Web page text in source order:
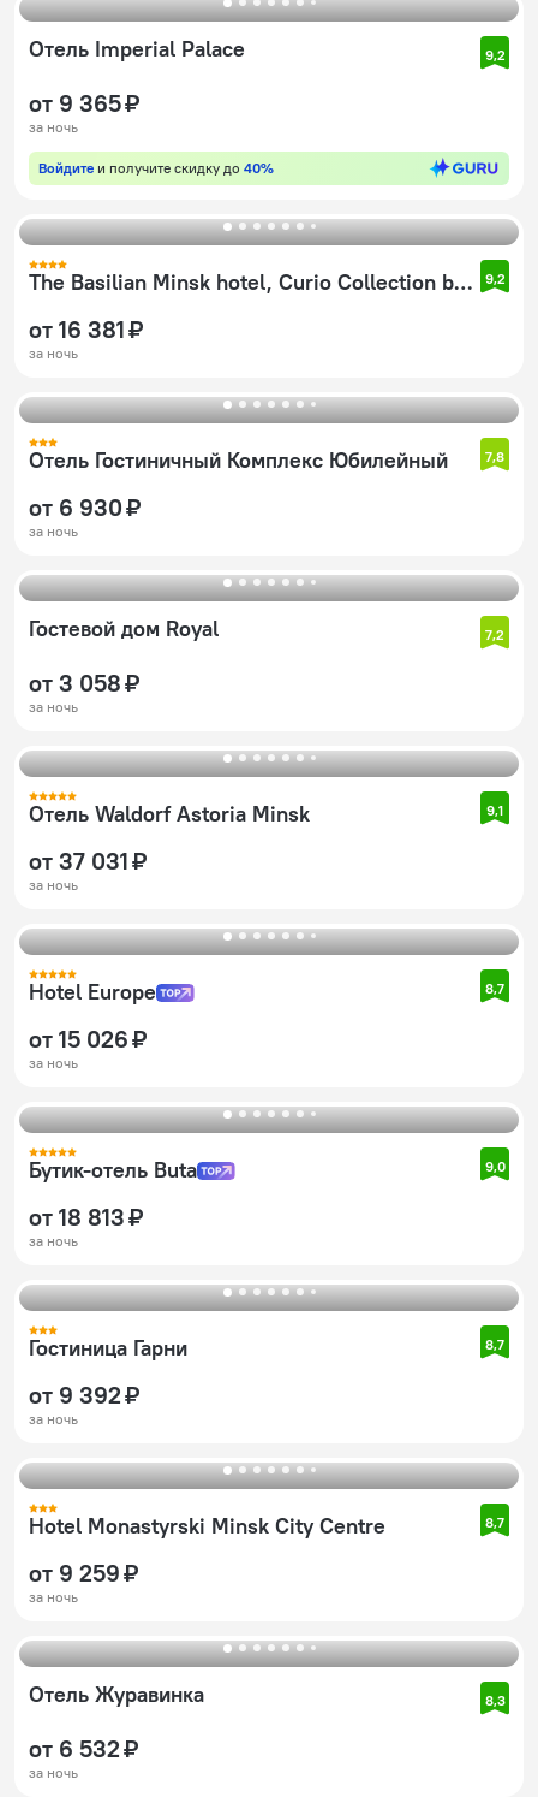
Отель Imperial Palace 9,2
от 9 365 ₽
за ночь
Войдите и получите скидку до 40%
The Basilian Minsk hotel, Curio Collection by Hilton 9,2
от 16 381 ₽
за ночь
Отель Гостиничный Комплекс Юбилейный 7,8
от 6 930 ₽
за ночь
Гостевой дом Royal 7,2
от 3 058 ₽
за ночь
Отель Waldorf Astoria Minsk 9,1
от 37 031 ₽
за ночь
Hotel Europe 8,7
от 15 026 ₽
за ночь
Бутик-отель Buta 9,0
от 18 813 ₽
за ночь
Гостиница Гарни 8,7
от 9 392 ₽
за ночь
Hotel Monastyrski Minsk City Centre 8,7
от 9 259 ₽
за ночь
Отель Журавинка 8,3
от 6 532 ₽
за ночь